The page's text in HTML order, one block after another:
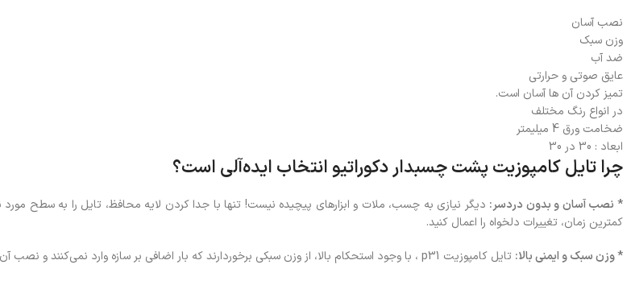
نصب آسان
وزن سبک
ضد آب
عایق صوتی و حرارتی
تمیز کردن آن ها آسان است.
در انواع رنگ مختلف
ضخامت ورق 4 میلیمتر
ابعاد : 30 در 30
چرا تایل کامپوزیت پشت چسبدار دکوراتیو انتخاب ایده‌آلی است؟
* نصب آسان و بدون دردسر: دیگر نیازی به چسب، ملات و ابزارهای پیچیده نیست! تنها با جدا کردن لایه محافظ، تایل را به سطح
کمترین زمان، تغییرات دلخواه را اعمال کنید.
* وزن سبک و ایمنی بالا: تایل کامپوزیت p31 ، با وجود استحکام بالا، از وزن سبکی برخوردارند که بار اضافی بر سازه وارد نمی‌کنند و نصب آن‌ها را در طبقات بالا نیز آسان می‌سازد.